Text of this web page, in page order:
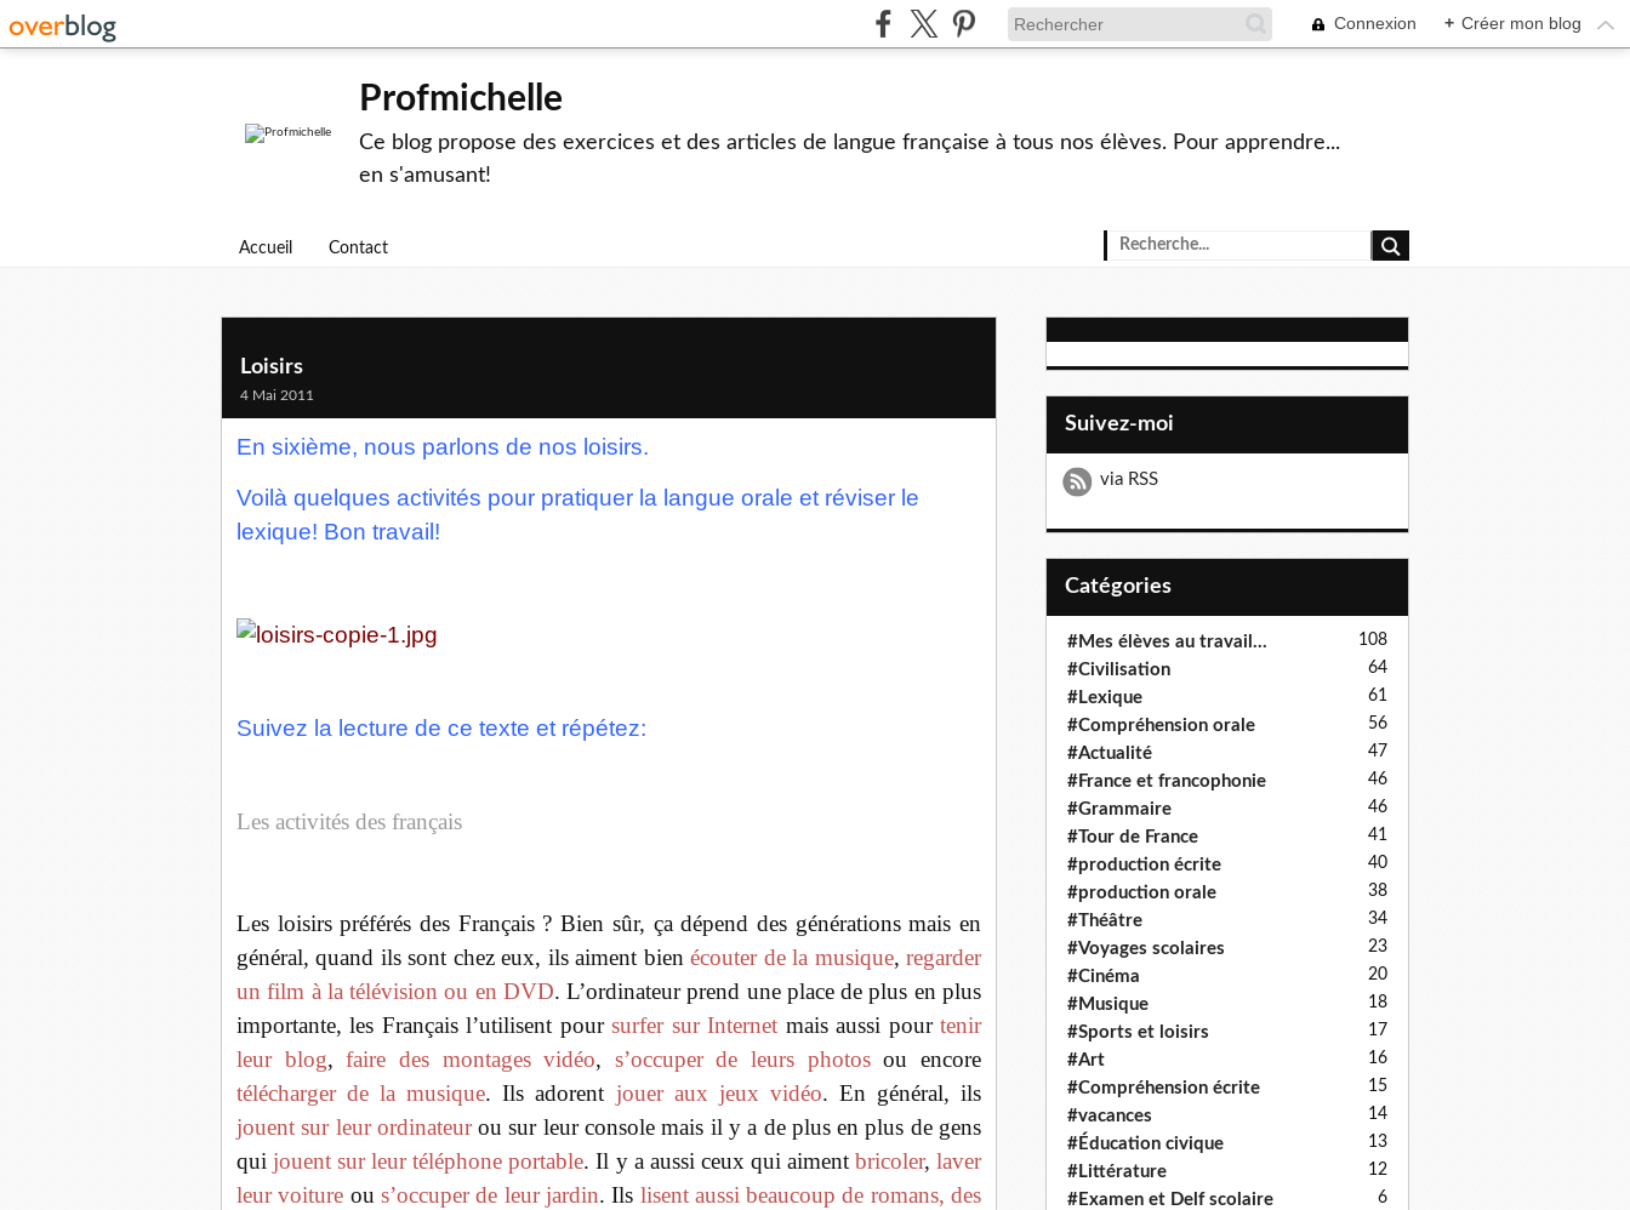
Connexion + Créer mon blog
Profmichelle
Ce blog propose des exercices et des articles de langue française à tous nos élèves. Pour apprendre...
en s'amusant!
Accueil Contact
Loisirs
4 Mai 2011
En sixième, nous parlons de nos loisirs.
Voilà quelques activités pour pratiquer la langue orale et réviser le
lexique! Bon travail!
Suivez la lecture de ce texte et répétez:
Les activités des français
Les loisirs préférés des Français ? Bien sûr, ça dépend des générations mais en
général, quand ils sont chez eux, ils aiment bienécouter de la musique,regarder
un film à la télévision ou en DVD. L’ordinateur prend une place de plus en plus
importante, les Français l’utilisent poursurfer sur Internet mais aussi pourtenir
leur blog,faire des montages vidéo, s’occuper de leurs photosou encore
télécharger de la musique. Ils adorent jouer aux jeux vidéo. En général, ils
jouent sur leur ordinateurou sur leur console mais il y a de plus en plus de gens
quijouent sur leur téléphone portable. Il y a aussi ceux qui aiment bricoler,laver
leur voiture ou s’occuper de leur jardin. Ils lisent aussi beaucoup de romans, des
Suivez-moi
via RSS
Catégories
#Mes élèves au travail... 108
#Civilisation 64
#Lexique 61
#Compréhension orale 56
#Actualité 47
#France et francophonie 46
#Grammaire 46
#Tour de France 41
#production écrite 40
#production orale 38
#Théâtre 34
#Voyages scolaires 23
#Cinéma 20
#Musique 18
#Sports et loisirs 17
#Art 16
#Compréhension écrite 15
#vacances 14
#Éducation civique 13
#Littérature 12
#Examen et Delf scolaire 6